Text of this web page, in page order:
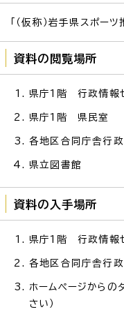
「（仮称）岩手県スポー
資料の閲覧場所
県庁1階 行政情報
県庁1階 県民室
各地区合同庁舎行政
県立図書館
資料の入手場所
県庁1階 行政情報
各地区合同庁舎行政
ホームページからの
さい）